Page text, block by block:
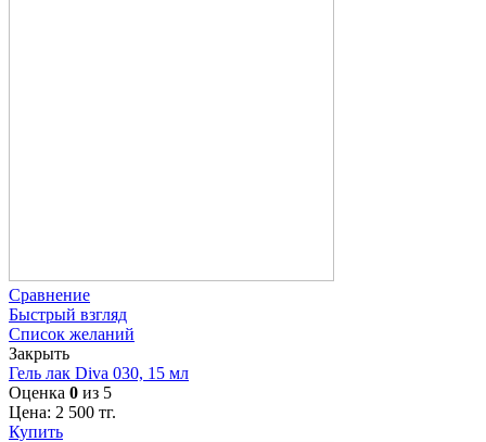
Сравнение
Быстрый взгляд
Список желаний
Закрыть
Гель лак Diva 030, 15 мл
Оценка 0 из 5
Цена: 2 500 тг.
Купить